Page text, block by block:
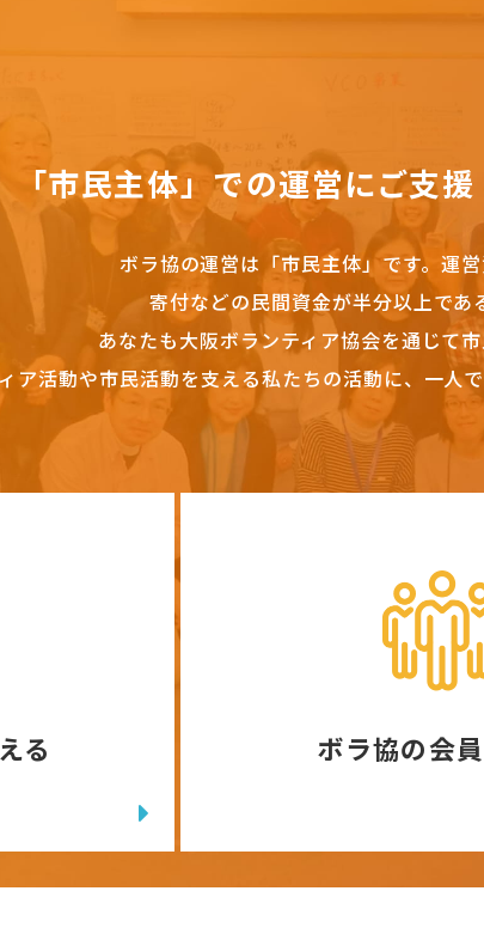
「市民主体」での運営にご支
ボラ協の運営は「市民主体」です。 運
寄付などの民間資金が半分以上であ
あなたも大阪ボランティア協会を通じて
ア活動や市民活動を支える私たちの活動に、一人
る ボラ協の会